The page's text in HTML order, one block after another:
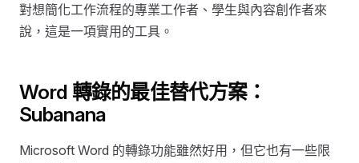
對想簡化工作流程的專業工作者、學生與內容創作者來
說，這是一項實用的工具。
Word 轉錄的最佳替代方案：
Subanana
Microsoft Word 的轉錄功能雖然好用，但它也有一些限